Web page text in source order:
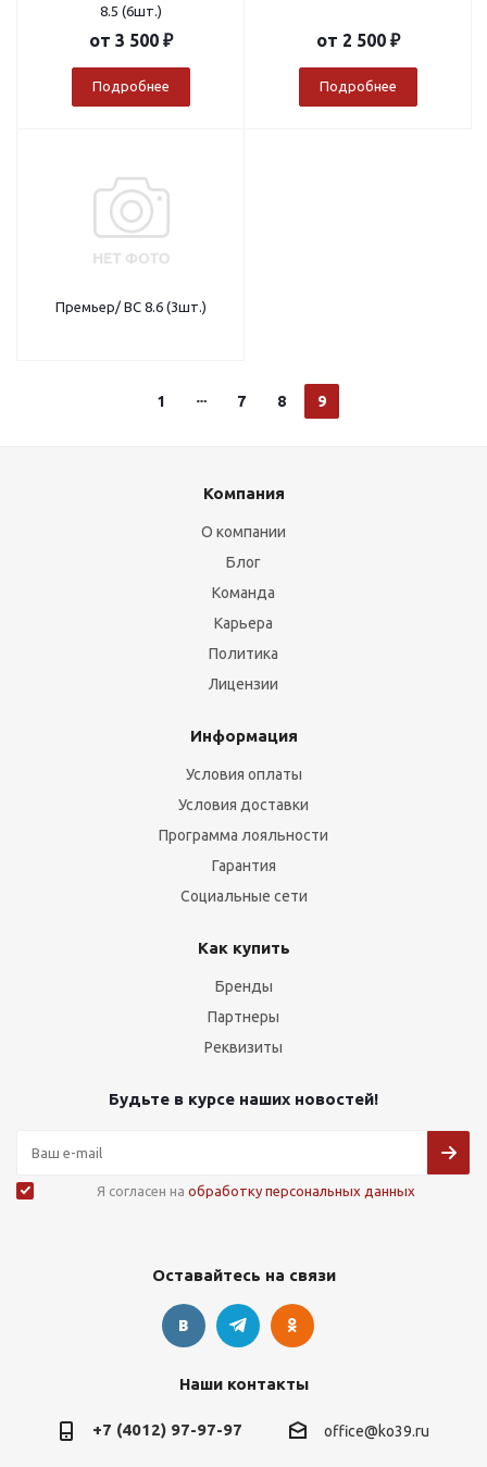
8.5 (6шт.)
от 3 500 ₽
Подробнее
от 2 500 ₽
Подробнее
Премьер/ BC 8.6 (3шт.)
1 7 8 9
Компания
О компании
Блог
Команда
Карьера
Политика
Лицензии
Информация
Условия оплаты
Условия доставки
Программа лояльности
Гарантия
Социальные сети
Как купить
Бренды
Партнеры
Реквизиты
Будьте в курсе наших новостей!
Я согласен на обработку персональных данных
Оставайтесь на связи
Наши контакты
+7 (4012) 97-97-97 office@ko39.ru